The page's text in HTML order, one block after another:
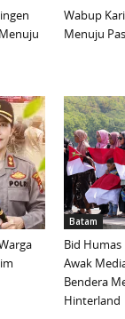
Wabup
Menuju
Batam
Bid Humas
Awak
Bendera
Hinterland